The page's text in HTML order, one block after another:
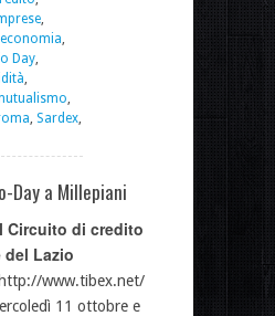
,
economia,
Day,
,
,
, Sardex,
Day a Millepiani
Circuito di credito
del Lazio
http://www.tibex.net/
11 ottobre e